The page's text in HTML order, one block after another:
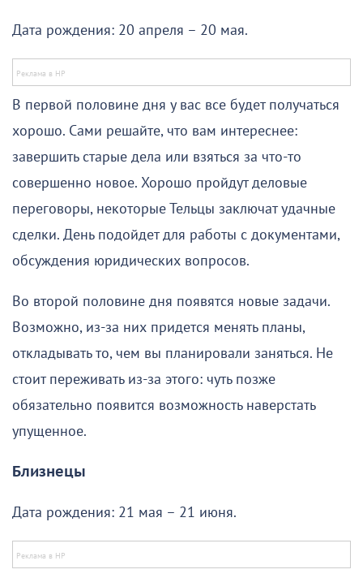
Дата рождения: 20 апреля – 20 мая.
В первой половине дня у вас все будет получаться
хорошо. Сами решайте, что вам интереснее:
завершить старые дела или взяться за что-то
совершенно новое. Хорошо пройдут деловые
переговоры, некоторые Тельцы заключат удачные
сделки. День подойдет для работы с документами,
обсуждения юридических вопросов.
Во второй половине дня появятся новые задачи.
Возможно, из-за них придется менять планы,
откладывать то, чем вы планировали заняться. Не
стоит переживать из-за этого: чуть позже
обязательно появится возможность наверстать
упущенное.
Близнецы
Дата рождения: 21 мая – 21 июня.